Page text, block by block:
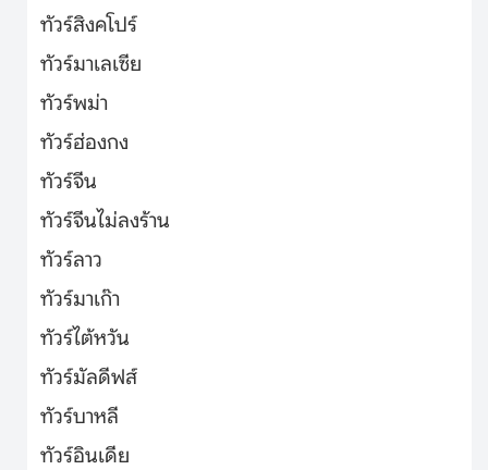
ทัวร์สิงคโปร์
ทัวร์มาเลเซีย
ทัวร์พม่า
ทัวร์ฮ่องกง
ทัวร์จีน
ทัวร์จีนไม่ลงร้าน
ทัวร์ลาว
ทัวร์มาเก๊า
ทัวร์ไต้หวัน
ทัวร์มัลดีฟส์
ทัวร์บาหลี
ทัวร์อินเดีย